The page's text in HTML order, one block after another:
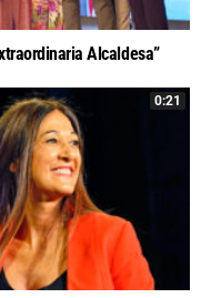
Alcaldesa”
0:21